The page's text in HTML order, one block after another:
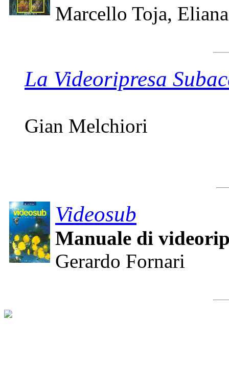
Marcello Toja,
La Videoripresa
Gian Melchiori
Videosub
Manuale di
Gerardo Fornari